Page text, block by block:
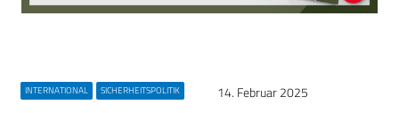
INTERNATIONAL SICHERHEITSPOLITIK 14. Februar 2025